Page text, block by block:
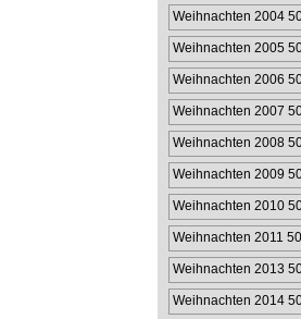
Weihnachten 2004
Weihnachten 2005
Weihnachten 2006
Weihnachten 2007
Weihnachten 2008
Weihnachten 2009
Weihnachten 2010
Weihnachten 2011
Weihnachten 2013
Weihnachten 2014